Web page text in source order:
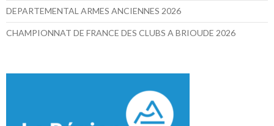
DEPARTEMENTAL ARMES ANCIENNES 2026
CHAMPIONNAT DE FRANCE DES CLUBS A BRIOUDE 2026